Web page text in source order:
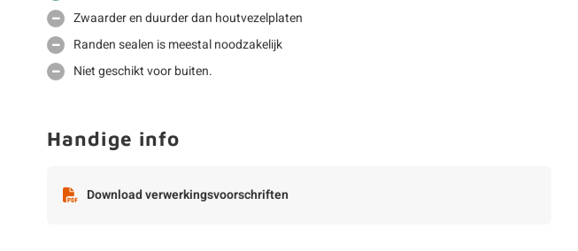
Zwaarder en duurder dan houtvezelplaten
Randen sealen is meestal noodzakelijk
Niet geschikt voor buiten.
Handige info
Download verwerkingsvoorschriften